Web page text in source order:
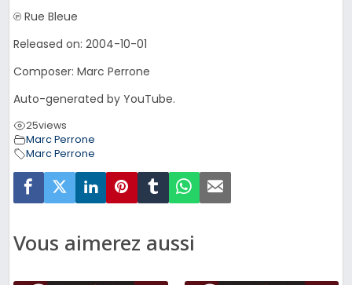
℗ Rue Bleue
Released on: 2004-10-01
Composer: Marc Perrone
Auto-generated by YouTube.
25views
Marc Perrone
Marc Perrone
Vous aimerez aussi